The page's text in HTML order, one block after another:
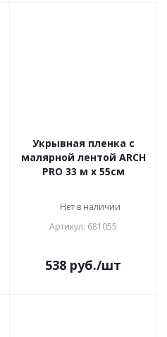
Укрывная пленка с
малярной лентой ARCH
PRO 33 м х 55см
Нет в наличии
Артикул: 681055
538 руб./шт